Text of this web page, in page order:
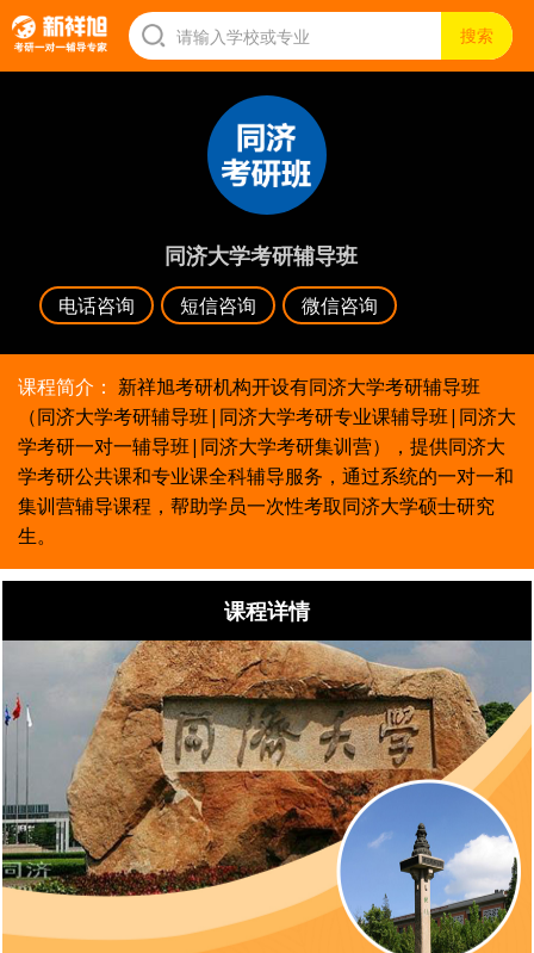
同济大学考研辅导班
电话咨询 短信咨询 微信咨询
课程简介： 新祥旭考研机构开设有同济大学考研辅导班
（同济大学考研辅导班|同济大学考研专业课辅导班|同济大
学考研一对一辅导班|同济大学考研集训营），提供同济大
学考研公共课和专业课全科辅导服务，通过系统的一对一和
集训营辅导课程，帮助学员一次性考取同济大学硕士研究
生。
课程详情